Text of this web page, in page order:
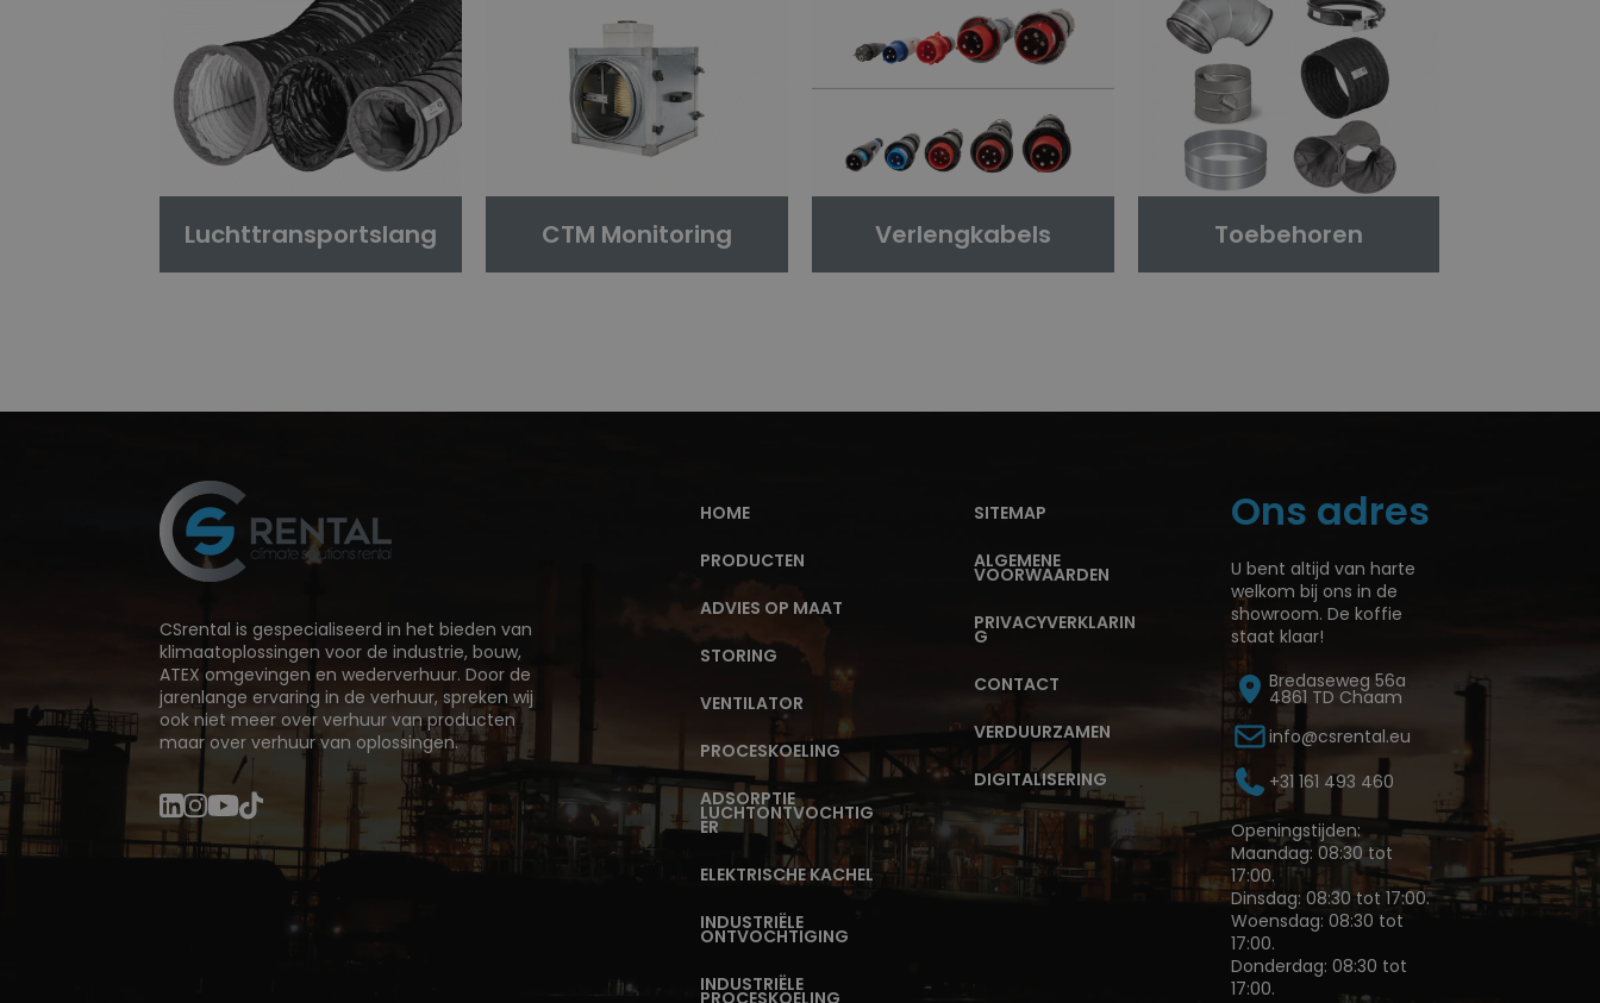
Luchttransportslang CTM Monitoring Verlengkabels Toebehoren
CSrental is gespecialiseerd in het bieden van
klimaatoplossingen voor de industrie, bouw,
ATEX omgevingen en wederverhuur. Door de
jarenlange ervaring in de verhuur, spreken wij
ook niet meer over verhuur van producten
maar over verhuur van oplossingen.
HOME
PRODUCTEN
ADVIES OP MAAT
STORING
VENTILATOR
PROCESKOELING
ADSORPTIE
LUCHTONTVOCHTIG
ER
ELEKTRISCHE KACHEL
INDUSTRIËLE
ONTVOCHTIGING
INDUSTRIËLE
PROCESKOELING
SITEMAP
ALGEMENE
VOORWAARDEN
PRIVACYVERKLARIN
G
CONTACT
VERDUURZAMEN
DIGITALISERING
Ons adres
U bent altijd van harte
welkom bij ons in de
showroom. De koffie
staat klaar!
Bredaseweg 56a
4861 TD Chaam
info@csrental.eu
+31 161 493 460
Openingstijden:
Maandag: 08:30 tot
17:00.
Dinsdag: 08:30 tot 17:00.
Woensdag: 08:30 tot
17:00.
Donderdag: 08:30 tot
17:00.